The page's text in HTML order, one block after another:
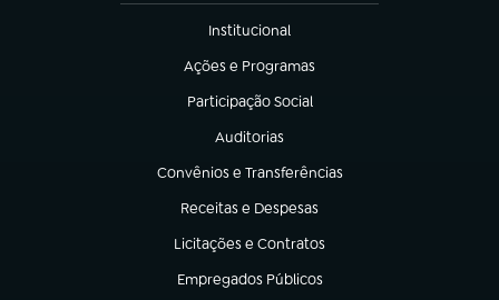
Institucional
(abre em nova aba)
Ações e Programas
(abre em nova aba)
Participação Social
(abre em nova aba)
Auditorias
(abre em nova aba)
Convênios e Transferências
(abre em nova aba)
Receitas e Despesas
(abre em nova aba)
Licitações e Contratos
(abre em nova aba)
Empregados Públicos
(abre em nova aba)